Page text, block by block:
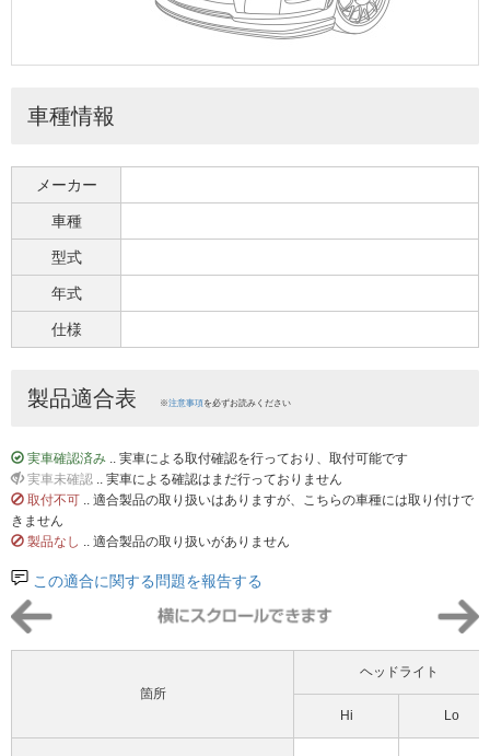
車種情報
メーカー
車種
型式
年式
仕様
製品適合表 ※注意事項を必ずお読みください
実車確認済み .. 実車による取付確認を行っており、取付可能です
実車未確認 .. 実車による確認はまだ行っておりません
取付不可 .. 適合製品の取り扱いはありますが、こちらの車種には取り付けで
きません
製品なし .. 適合製品の取り扱いがありません
この適合に関する問題を報告する
箇所
ヘッドライト
Hi Lo